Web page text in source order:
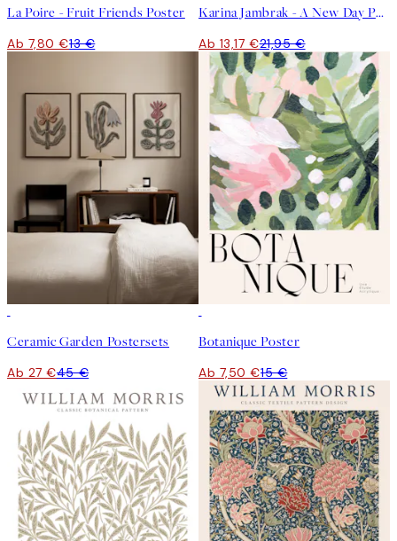
La Poire - Fruit Friends Poster
Ab 7,80 €13 €
Karina Jambrak - A New Day Poster
Ab 13,17 €21,95 €
Ceramic Garden Postersets
Ab 27 €45 €
Botanique Poster
Ab 7,50 €15 €